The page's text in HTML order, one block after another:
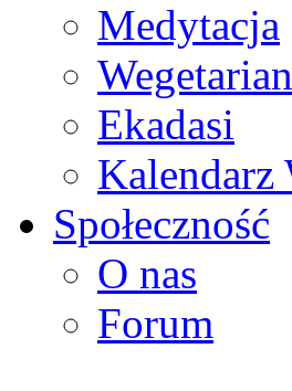
Medytacja
Ekadasi
Kalendarz
Społeczność
O nas
Forum